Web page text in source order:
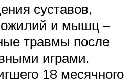
суставов,
и мышц –
травмы после
играми.
18 месячного